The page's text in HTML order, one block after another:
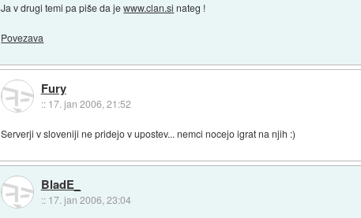
Ja v drugi temi pa piše da jewww.clan.si nateg !
Povezava
Fury
:: 17. jan 2006, 21:52
Serverji v sloveniji ne pridejo v upostev... nemci nocejo igrat na njih :)
BladE_
:: 17. jan 2006, 23:04